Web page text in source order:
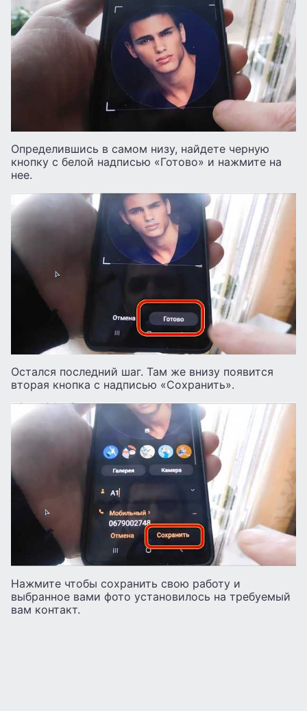
Определившись в самом низу, найдете черную
кнопку с белой надписью «Готово» и нажмите на
нее.
Остался последний шаг. Там же внизу появится
вторая кнопка с надписью «Сохранить».
Нажмите чтобы сохранить свою работу и
выбранное вами фото установилось на требуемый
вам контакт.